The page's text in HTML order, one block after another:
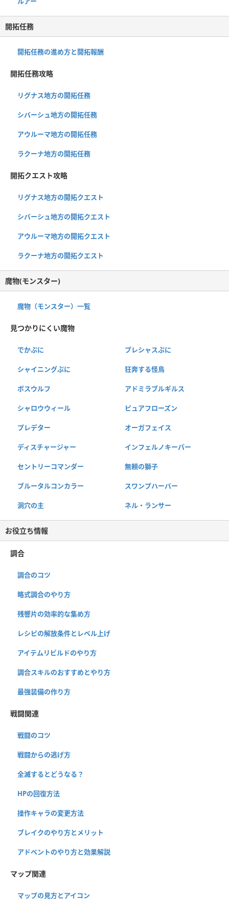
開拓任務
開拓任務の進め方と開拓報酬
開拓任務攻略
リグナス地方の開拓任務
シバーシュ地方の開拓任務
アウルーマ地方の開拓任務
ラクーナ地方の開拓任務
開拓クエスト攻略
リグナス地方の開拓クエスト
シバーシュ地方の開拓クエスト
アウルーマ地方の開拓クエスト
ラクーナ地方の開拓クエスト
魔物(モンスター)
魔物（モンスター）一覧
見つかりにくい魔物
でかぷに プレシャスぷに
シャイニングぷに 狂奔する怪鳥
ボスウルフ アドミラブルギルス
シャロウウィール ピュアフローズン
プレデター オーガフェイス
ディスチャージャー インフェルノキーパー
セントリーコマンダー 無頼の獅子
ブルータルコンカラー スワンプハーバー
洞穴の主 ネル・ランサー
お役立ち情報
調合
調合のコツ
略式調合のやり方
残響片の効率的な集め方
レシピの解放条件とレベル上げ
アイテムリビルドのやり方
調合スキルのおすすめとやり方
最強装備の作り方
戦闘関連
戦闘のコツ
戦闘からの逃げ方
全滅するとどうなる？
HPの回復方法
操作キャラの変更方法
ブレイクのやり方とメリット
アドベントのやり方と効果解説
マップ関連
マップの見方とアイコン